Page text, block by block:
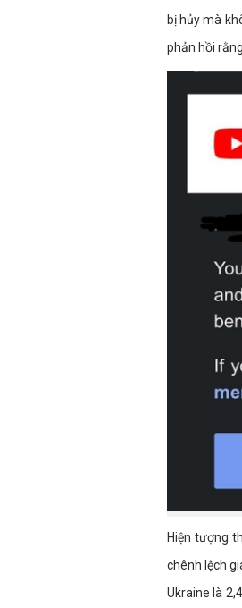
bị hủy mà
phản hồi
Hiện tượng
chênh lệch
Ukraine là